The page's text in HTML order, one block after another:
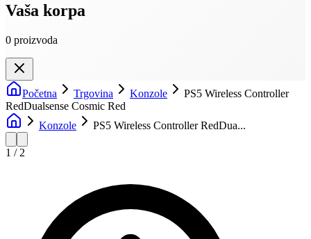
Vaša korpa
0 proizvoda
Početna Trgovina Konzole
PS5 Wireless Controller
RedDualsense Cosmic Red
Konzole
PS5 Wireless Controller RedDua...
1 / 2